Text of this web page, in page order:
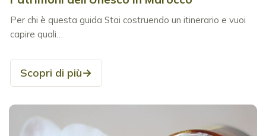
Per chi è questa guida Stai costruendo un itinerario e vuoi
capire quali…
Scopri di più→